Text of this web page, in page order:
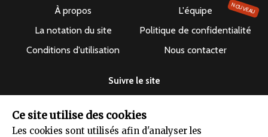
Ce site utilise des cookies
Les cookies sont utilisés afin d'analyser les
À propos L'équipe NOUVEAU
La notation du site
Politique de confidentialité
Conditions d'utilisation
Nous contacter
Suivre le site